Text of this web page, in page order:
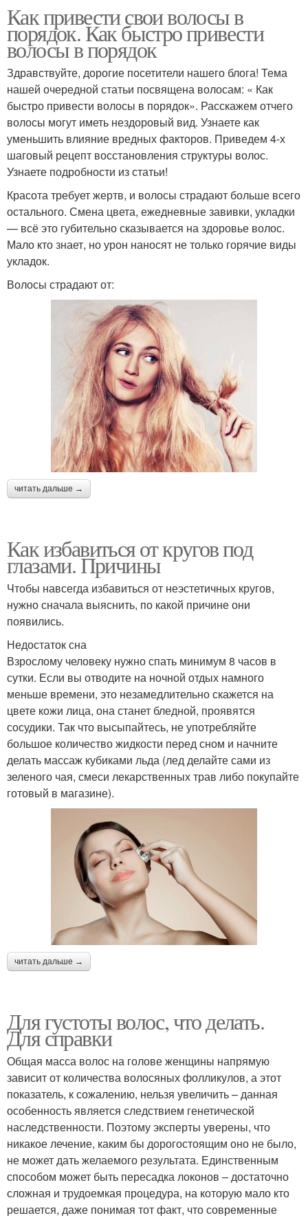
Как привести свои волосы в
порядок. Как быстро привести
волосы в порядок
Здравствуйте, дорогие посетители нашего блога! Тема
нашей очередной статьи посвящена волосам: « Как
быстро привести волосы в порядок». Расскажем отчего
волосы могут иметь нездоровый вид. Узнаете как
уменьшить влияние вредных факторов. Приведем 4-х
шаговый рецепт восстановления структуры волос.
Узнаете подробности из статьи!
Красота требует жертв, и волосы страдают больше всего
остального. Смена цвета, ежедневные завивки, укладки
— всё это губительно сказывается на здоровье волос.
Мало кто знает, но урон наносят не только горячие виды
укладок.
Волосы страдают от:
читать дальше →
Как избавиться от кругов под
глазами. Причины
Чтобы навсегда избавиться от неэстетичных кругов,
нужно сначала выяснить, по какой причине они
появились.
Недостаток сна
Взрослому человеку нужно спать минимум 8 часов в
сутки. Если вы отводите на ночной отдых намного
меньше времени, это незамедлительно скажется на
цвете кожи лица, она станет бледной, проявятся
сосудики. Так что высыпайтесь, не употребляйте
большое количество жидкости перед сном и начните
делать массаж кубиками льда (лед делайте сами из
зеленого чая, смеси лекарственных трав либо покупайте
готовый в магазине).
читать дальше →
Для густоты волос, что делать.
Для справки
Общая масса волос на голове женщины напрямую
зависит от количества волосяных фолликулов, а этот
показатель, к сожалению, нельзя увеличить – данная
особенность является следствием генетической
наследственности. Поэтому эксперты уверены, что
никакое лечение, каким бы дорогостоящим оно не было,
не может дать желаемого результата. Единственным
способом может быть пересадка локонов – достаточно
сложная и трудоемкая процедура, на которую мало кто
решается, даже понимая тот факт, что современные